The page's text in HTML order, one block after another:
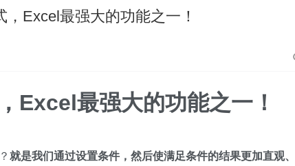
Excel最强大的功能之一！
Excel最强大的功能之一！
就是我们通过设置条件，然后使满足条件的结果更加直观、